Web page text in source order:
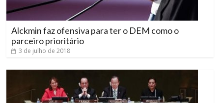
Alckmin faz ofensiva para ter o DEM como o
parceiro prioritário
3 de julho de 2018